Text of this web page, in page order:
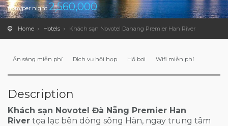
from/per night2,560,000
Home Hotels Khách sạn Novotel Danang Premier Han River
Ăn sáng miễn phí Dịch vụ hội họp Hồ bơi Wifi miễn phí
Description
Khách sạn Novotel Đà Nẵng Premier Han
River tọa lạc bên dòng sông Hàn, ngay trung tâm